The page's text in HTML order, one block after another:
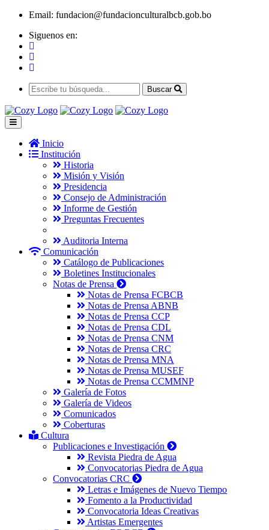
Email: fundacion@fundacionculturalbcb.gob.bo
Siguenos en:
Buscar
Inicio
Institución
Historia
Misión y Visión
Presidencia
Consejo de Administración
Informe de Gestión
Preguntas Frecuentes
Auditoria Interna
Comunicación
Catálogo de Publicaciones
Boletines Institucionales
Notas de Prensa
Notas de Prensa FCBCB
Notas de Prensa ABNB
Notas de Prensa CCP
Notas de Prensa CDL
Notas de Prensa CNM
Notas de Prensa CRC
Notas de Prensa MNA
Notas de Prensa MUSEF
Notas de Prensa CCMMNP
Galería de Fotos
Galería de Videos
Comunicados
Coberturas
Cultura
Publicaciones e Investigación
Revista Piedra de Agua
Convocatorias Piedra de Agua
Convocatorias CRC
Letras e Imágenes de Nuevo Tiempo
Fomento a la Productividad
Convocatoria Ideas Creativas
Artistas Emergentes